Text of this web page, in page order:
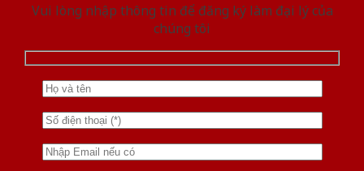
Vui lòng nhập thông tin để đăng ký làm đại lý của
chúng tôi